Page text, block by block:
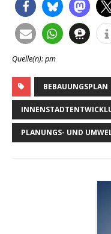
Quelle(n): pm
BEBAUUNGSPLAN
PLANUNGS- UND